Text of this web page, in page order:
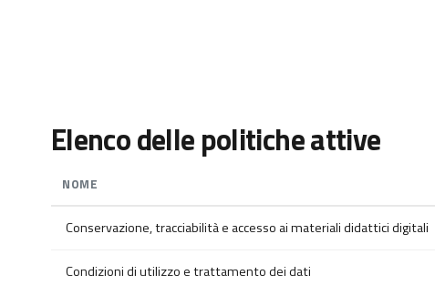
Elenco delle politiche attive
NOME
Conservazione, tracciabilità e accesso ai materiali didattici digitali
Condizioni di utilizzo e trattamento dei dati